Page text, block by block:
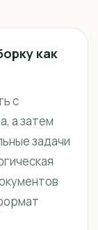
как
с
а затем
задачи